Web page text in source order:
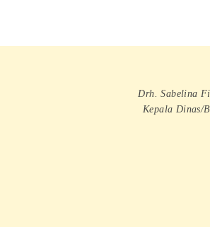
Drh. Sabelina
Kepala Dinas/